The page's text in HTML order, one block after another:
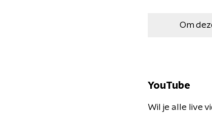
Om
YouTube
Wil je alle live